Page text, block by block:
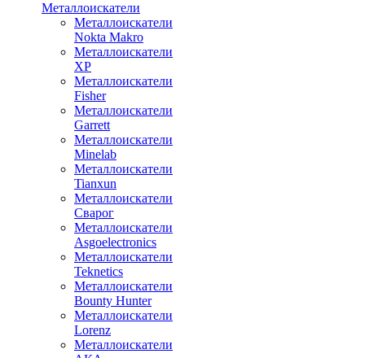
Металлоискатели
Металлоискатели
Nokta Makro
Металлоискатели
XP
Металлоискатели
Fisher
Металлоискатели
Garrett
Металлоискатели
Minelab
Металлоискатели
Tianxun
Металлоискатели
Сварог
Металлоискатели
Asgoelectronics
Металлоискатели
Teknetics
Металлоискатели
Bounty Hunter
Металлоискатели
Lorenz
Металлоискатели